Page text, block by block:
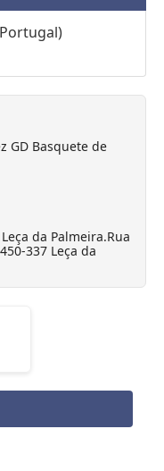
GD Basquete de
da Palmeira.Rua
337 Leça da